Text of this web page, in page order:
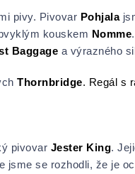
pivy. Pivovar Pohjala
kouskem Nomme
Baggage a výrazného
Thornbridge. Regál s
pivovar Jester King.
se rozhodli, že je